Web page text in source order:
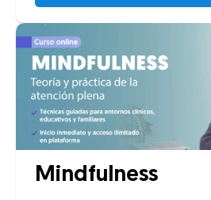
Mindfulness